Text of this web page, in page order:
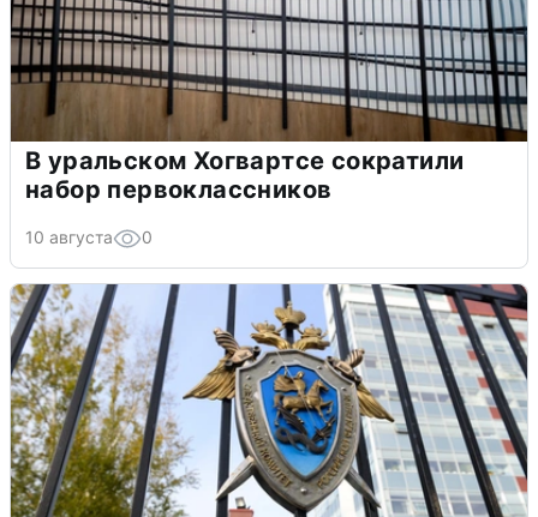
В уральском Хогвартсе сократили
набор первоклассников
10 августа 0